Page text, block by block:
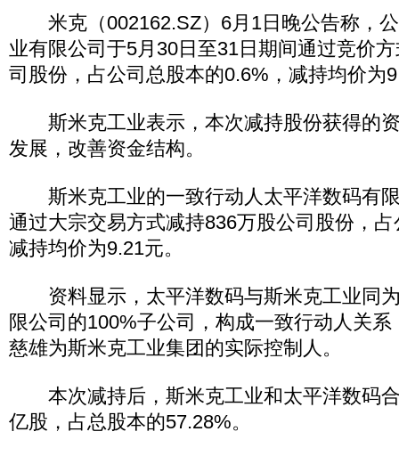
米克（002162.SZ）6月1日晚公告称，公
业有限公司于5月30日至31日期间通过竞价
司股份，占公司总股本的0.6%，减持均价为
斯米克工业表示，本次减持股份获得的
发展，改善资金结构。
斯米克工业的一致行动人太平洋数码有
通过大宗交易方式减持836万股公司股份，
减持均价为9.21元。
资料显示，太平洋数码与斯米克工业同
限公司的100%子公司，构成一致行动人关
慈雄为斯米克工业集团的实际控制人。
本次减持后，斯米克工业和太平洋数码
亿股，占总股本的57.28%。